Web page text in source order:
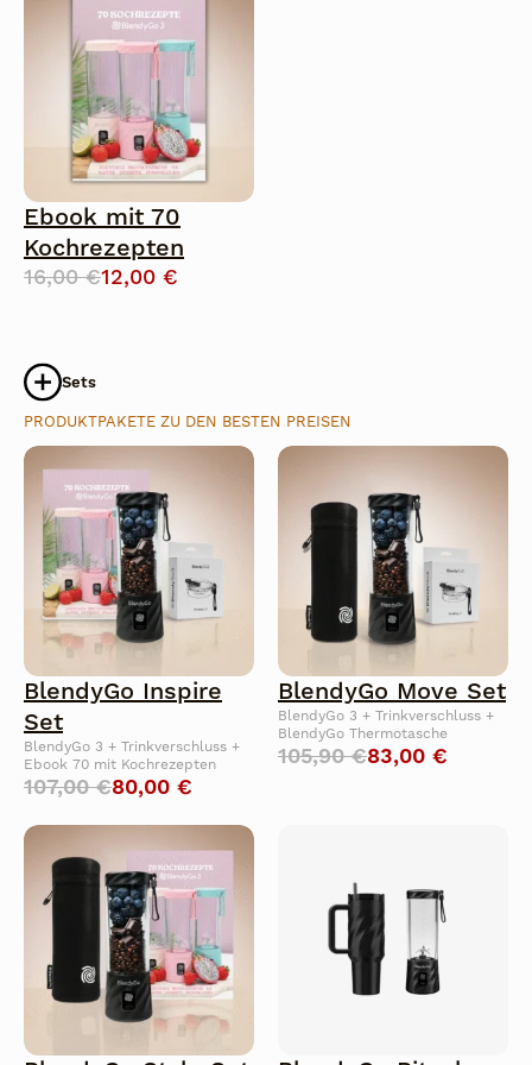
Ebook mit 70
Kochrezepten
16,00€
Ursprünglicher
16,00 €
12,00 €
Aktueller
12,00 €.
Sets
PRODUKTPAKETE ZU DEN BESTEN PREISEN
BlendyGo Inspire
Set
BlendyGo 3 + Trinkverschluss +
Ebook 70 mit Kochrezepten
107,00 €80,00 €
BlendyGo Move Set
BlendyGo 3 + Trinkverschluss +
BlendyGo Thermotasche
105,90 €83,00 €